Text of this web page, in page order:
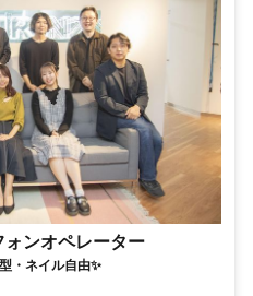
ンオペレーター
・ネイル自由✨